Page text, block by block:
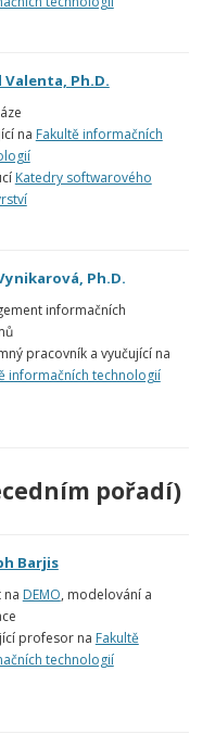
Valenta, Ph.D.
na Fakultě informačních
Katedry softwarového
Ph.D.
informačních
pracovník a vyučující na
informačních technologií
pořadí)
Barjis
na DEMO, modelování a
profesor na Fakultě
technologií